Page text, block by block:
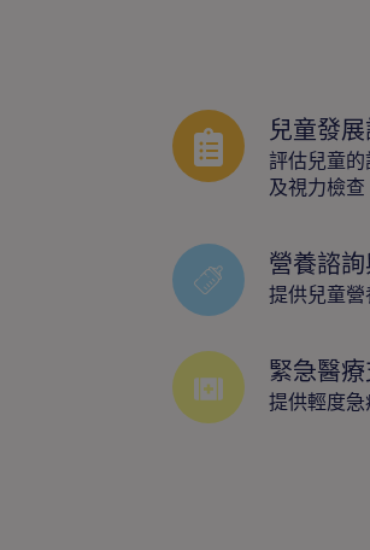
兒童發
評估兒童
及視力檢
營養諮
提供兒童
緊急醫
提供輕度